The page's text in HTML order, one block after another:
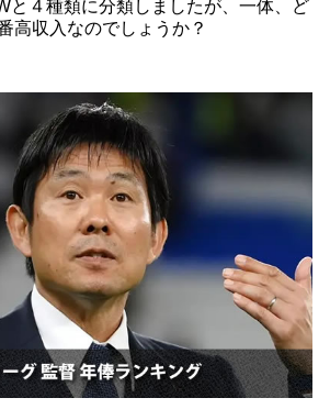
と４種類に分類しましたが、一体、ど
高収入なのでしょうか？